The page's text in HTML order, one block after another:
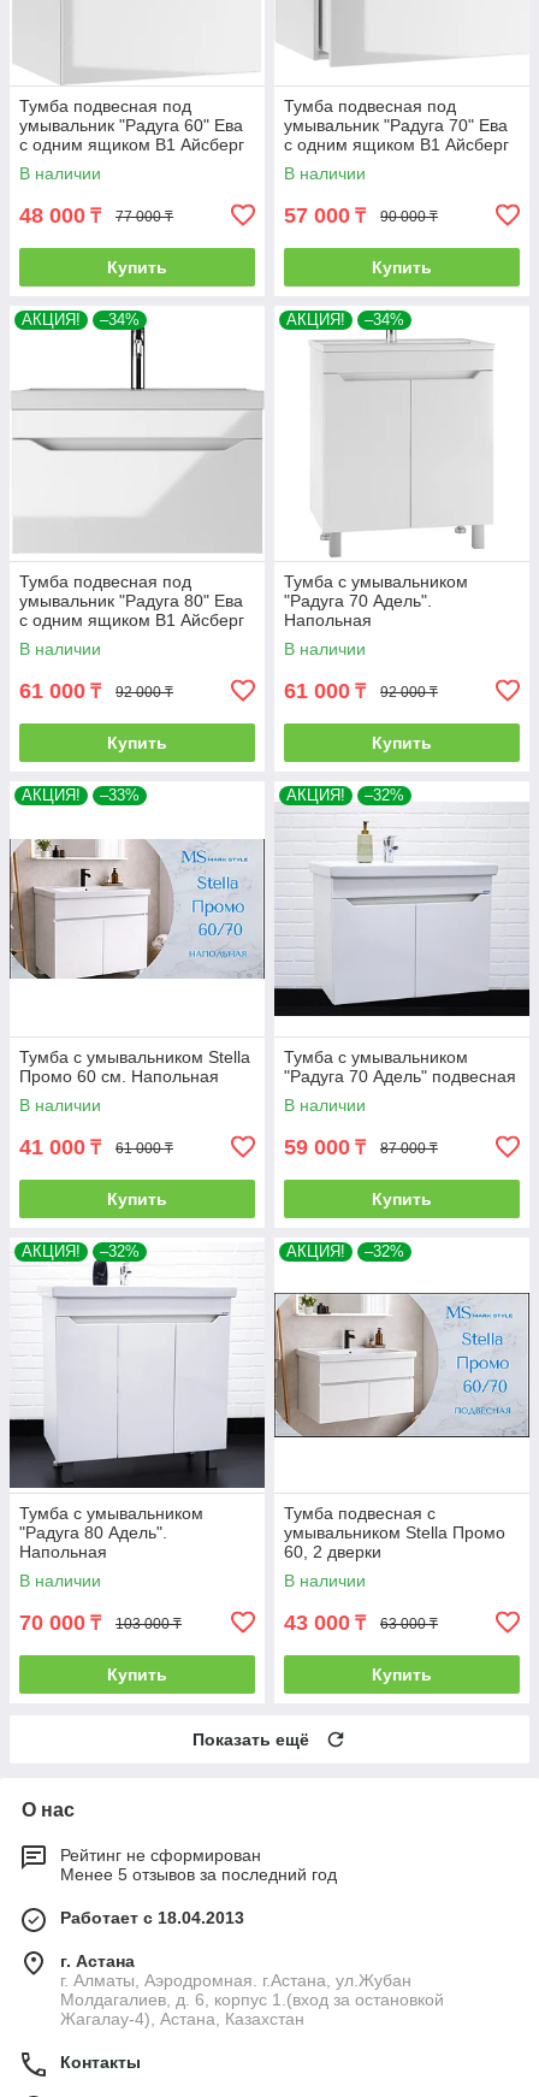
Тумба подвесная под
умывальник "Радуга 60" Ева
с одним ящиком В1 Айсберг
В наличии
48 000 ₸ 77 000 ₸
Купить
Тумба подвесная под
умывальник "Радуга 70" Ева
с одним ящиком В1 Айсберг
В наличии
57 000 ₸ 90 000 ₸
Купить
АКЦИЯ! –34%
Тумба подвесная под
умывальник "Радуга 80" Ева
с одним ящиком В1 Айсберг
В наличии
61 000 ₸ 92 000 ₸
Купить
АКЦИЯ! –34%
Тумба с умывальником
"Радуга 70 Адель".
Напольная
В наличии
61 000 ₸ 92 000 ₸
Купить
АКЦИЯ! –33%
Тумба с умывальником Stella
Промо 60 см. Напольная
В наличии
41 000 ₸ 61 000 ₸
Купить
АКЦИЯ! –32%
Тумба с умывальником
"Радуга 70 Адель" подвесная
В наличии
59 000 ₸ 87 000 ₸
Купить
АКЦИЯ! –32%
Тумба с умывальником
"Радуга 80 Адель".
Напольная
В наличии
70 000 ₸ 103 000 ₸
Купить
АКЦИЯ! –32%
Тумба подвесная с
умывальником Stella Промо
60, 2 дверки
В наличии
43 000 ₸ 63 000 ₸
Купить
Показать ещё
О нас
Рейтинг не сформирован
Менее 5 отзывов за последний год
Работает с 18.04.2013
г. Астана
г. Алматы, Аэродромная. г.Астана, ул.Жубан
Молдагалиев, д. 6, корпус 1.(вход за остановкой
Жагалау-4), Астана, Казахстан
Контакты